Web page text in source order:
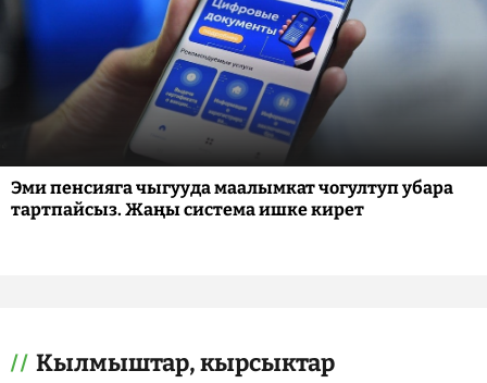
Эми пенсияга чыгууда маалымкат чогултуп убара
тартпайсыз. Жаңы система ишке кирет
Кылмыштар, кырсыктар